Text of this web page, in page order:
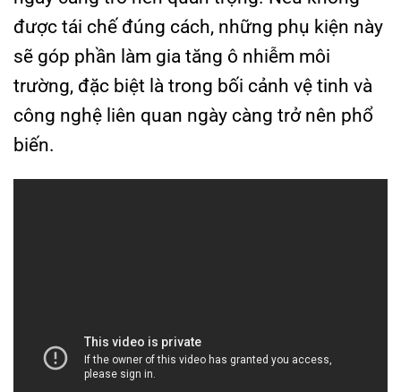
được tái chế đúng cách, những phụ kiện này
sẽ góp phần làm gia tăng ô nhiễm môi
trường, đặc biệt là trong bối cảnh vệ tinh và
công nghệ liên quan ngày càng trở nên phổ
biến.